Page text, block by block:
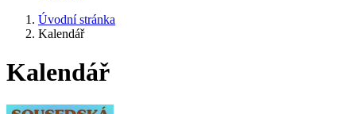
Úvodní stránka
Kalendář
Kalendář